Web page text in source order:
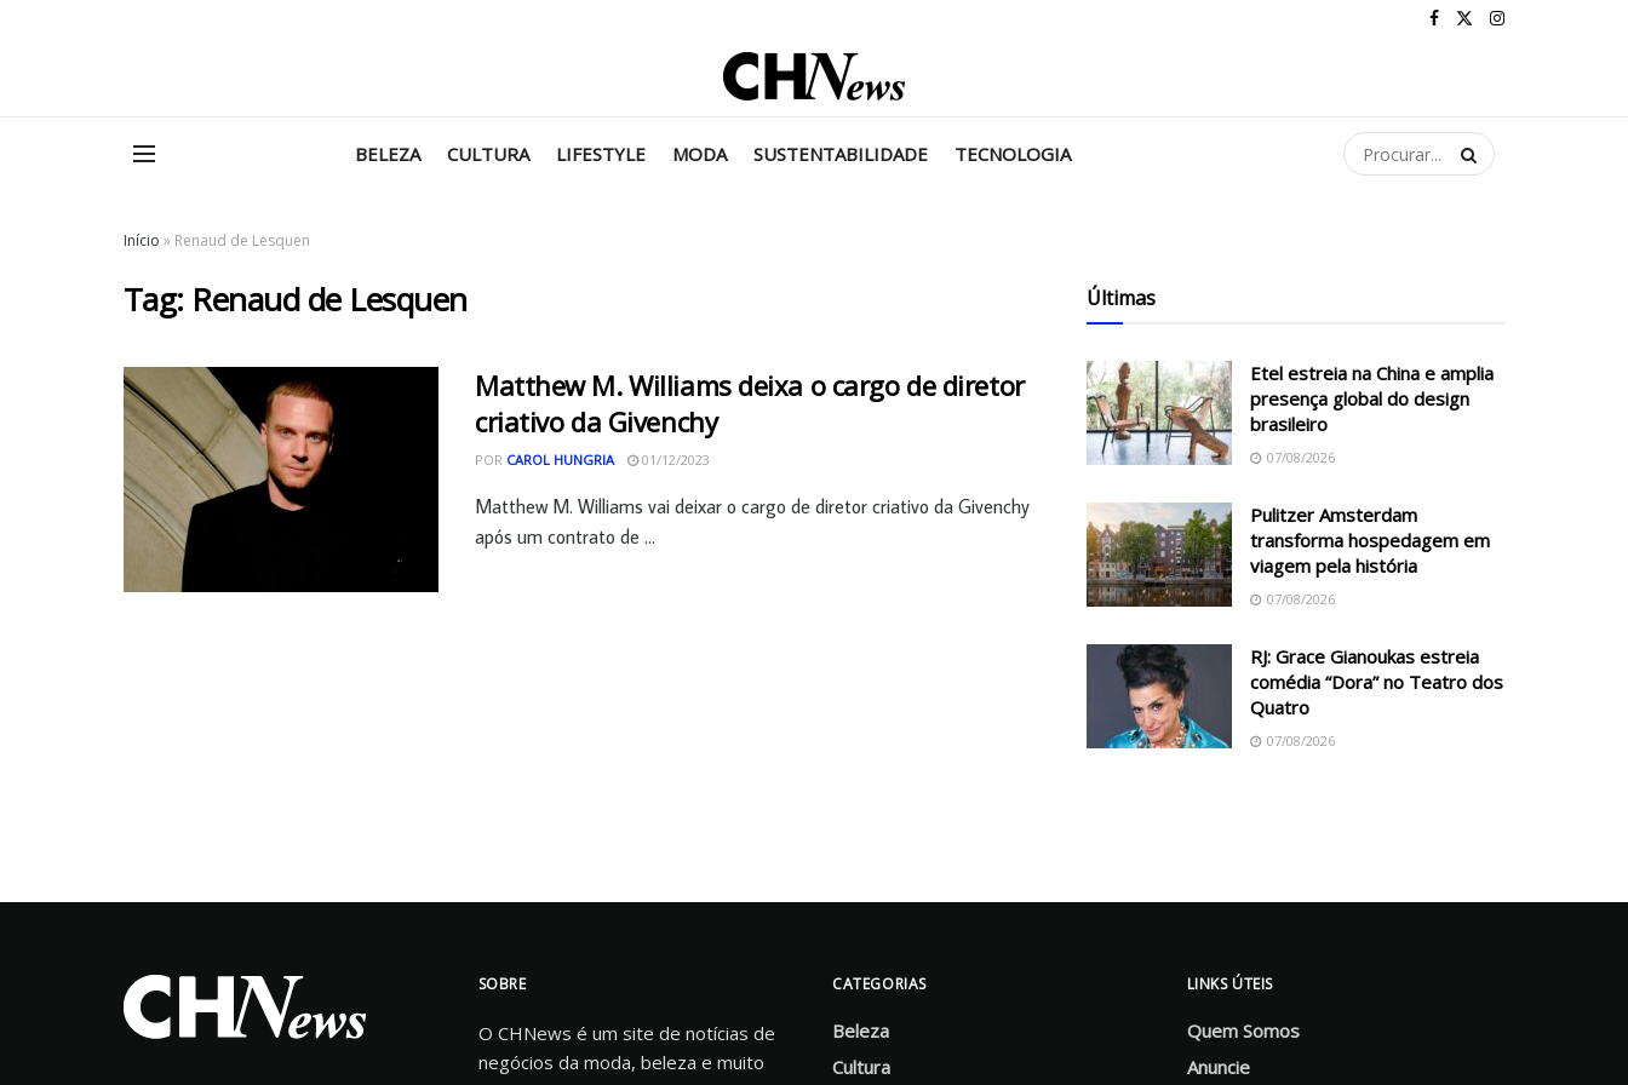
BELEZA CULTURA LIFESTYLE MODA SUSTENTABILIDADE TECNOLOGIA
Início » Renaud de Lesquen
Tag: Renaud de Lesquen
Matthew M. Williams deixa o cargo de diretor
criativo da Givenchy
POR CAROL HUNGRIA 01/12/2023
Matthew M. Williams vai deixar o cargo de diretor criativo da Givenchy
após um contrato de ...
Últimas
Etel estreia na China e amplia
presença global do design
brasileiro
07/08/2026
Pulitzer Amsterdam
transforma hospedagem em
viagem pela história
07/08/2026
RJ: Grace Gianoukas estreia
comédia “Dora” no Teatro dos
Quatro
07/08/2026
SOBRE
O CHNews é um site de notícias de
negócios da moda, beleza e muito
CATEGORIAS
Beleza
Cultura
LINKS ÚTEIS
Quem Somos
Anuncie